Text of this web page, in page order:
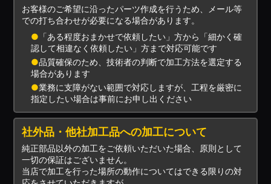
お客様のご希望に沿ったパーツ作成を行うため、メール等
での打ち合わせが必要になる場合があります。
● 「ある程度おまかせで依頼したい」方から「細かく確
認して相違なく依頼したい」方まで対応可能です
●品質確保のため、技術者の判断で加工方法を選定する
場合があります
●業務に支障がない範囲で対応しますが、工程を厳密に
指定したい場合は事前にお申し出ください
社外品・他社加工品への加工について
純正部品以外の加工をご依頼いただいた場合、原則として
一切の保証はございません。
当店で加工を行った場所の動作についてはできる限りの対